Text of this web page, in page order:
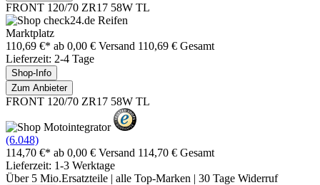
FRONT 120/70 ZR17 58W TL
Marktplatz
110,69 €* ab 0,00 € Versand 110,69 € Gesamt
Lieferzeit: 2-4 Tage
Shop-Info
Zum Anbieter
FRONT 120/70 ZR17 58W TL
(6.048)
114,70 €* ab 0,00 € Versand 114,70 € Gesamt
Lieferzeit: 1-3 Werktage
Über 5 Mio.Ersatzteile | alle Top-Marken | 30 Tage Widerruf